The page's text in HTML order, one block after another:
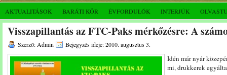
AKTUALITÁSOK BARÁTI KÖR ÉVFORDULÓK INTERJÚK
Visszapillantás az FTC-Paks mérkőzésre: A
Szerző: Admin Bejegyzés ideje: 2010. augusztus 3.
Idén már nyár
mi, drukkerek